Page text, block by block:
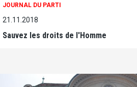
JOURNAL DU PARTI
21.11.2018
Sauvez les droits de l'Homme